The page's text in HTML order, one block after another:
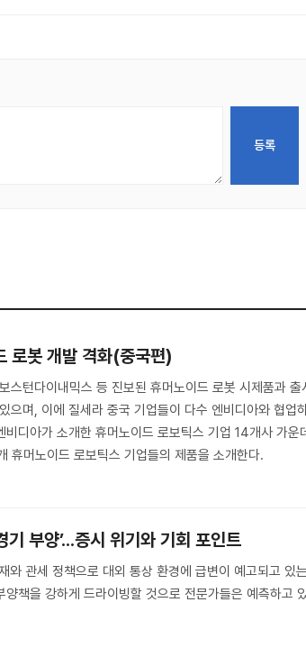
로봇 개발 격화(중국편)
스턴다이내믹스 등 진보된 휴머노이드 로봇 시제품과 출
으며, 이에 질세라 중국 기업들이 다수 엔비디아와 협업
디아가 소개한 휴머노이드 로보틱스 기업 14개사 가운
휴머노이드 로보틱스 기업들의 제품을 소개한다.
부양’...증시 위기와 기회 포인트
와 관세 정책으로 대외 통상 환경에 급변이 예고되고 있는
책을 강하게 드라이빙할 것으로 전문가들은 예측하고